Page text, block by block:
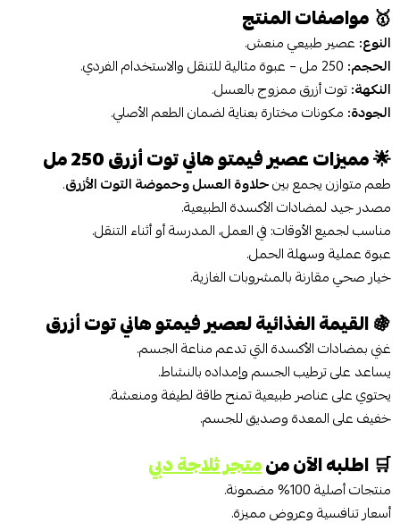
🥇 مواصفات المنتج
النوع: عصير طبيعي منعش.
الحجم:
النكهة:توت أزرق ممزوج بالعسل.
الجودة: مكونات مختارة بعناية لضمان الطعم الأصلي.
🌟مميزات عصير فيمتو هاني توت أزرق 250 مل
طعم متوازن يجمع بينحلاوة العسل وحموضة التوت الأزرق.
مصدر جيد لمضادات الأكسدة الطبيعية.
مناسب لجميع الأوقات: في العمل، المدرسة أو أثناء التنقل.
عبوة عملية وسهلة الحمل.
خيار صحي مقارنة بالمشروبات الغازية.
🍇القيمة الغذائية لعصير فيمتو هاني توت أزرق
غني بمضادات الأكسدة التي تدعم مناعة الجسم.
يساعد على ترطيب الجسم وإمداده بالنشاط.
يحتوي على عناصر طبيعية تمنح طاقة لطيفة ومنعشة.
خفيف على المعدة وصديق للجسم.
🛒 اطلبه الآن منمتجر ثلاجة دبي
منتجات أصلية 100% مضمونة.
أسعار تنافسية وعروض مميزة.